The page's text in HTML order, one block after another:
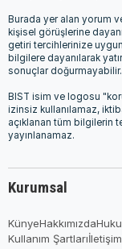
Burada yer alan yorum
kişisel görüşlerine
getiri tercihlerinize
bilgilere dayanılarak
sonuçlar doğurmayabilir.
BIST isim ve logosu
izinsiz kullanılamaz,
açıklanan tüm bilgilerin
yayınlanamaz.
Kurumsal
KünyeHakkımızda
Kullanım Şartlarıİletişim